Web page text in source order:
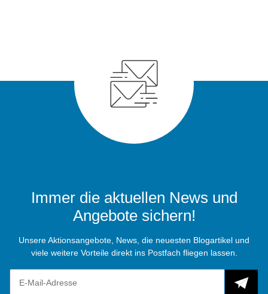
Immer die aktuellen News und
Angebote sichern!
Unsere Aktionsangebote, News, die neuesten Blogartikel und
viele weitere Vorteile direkt ins Postfach fliegen lassen.